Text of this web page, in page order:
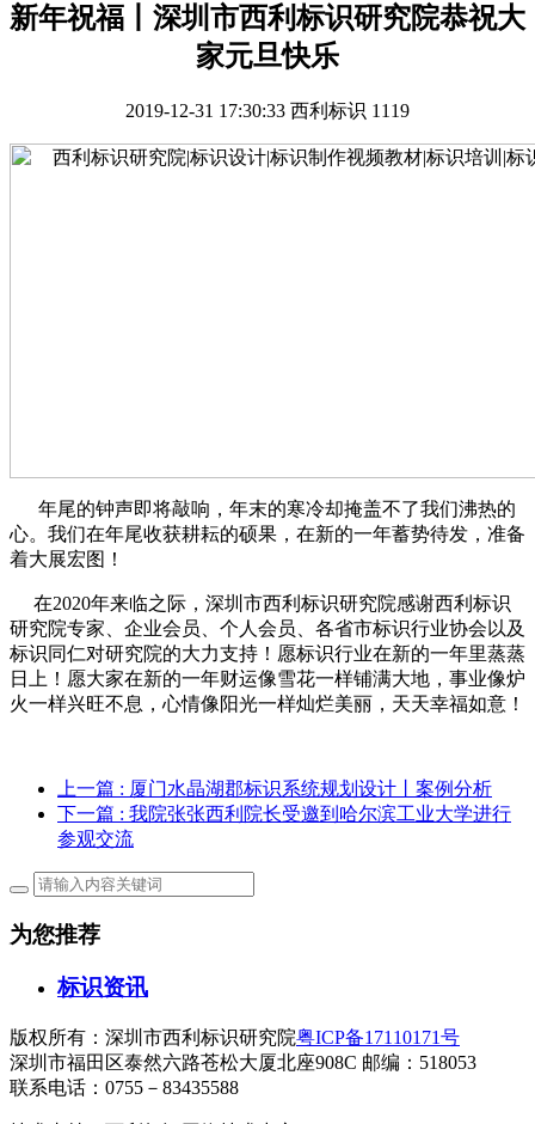
新年祝福丨深圳市西利标识研究院恭祝大
家元旦快乐
2019-12-31 17:30:33 西利标识 1119
年尾的钟声即将敲响，年末的寒冷却掩盖不了我们沸热的
心。我们在年尾收获耕耘的硕果，在新的一年蓄势待发，准备
着大展宏图！
在2020年来临之际，深圳市西利标识研究院感谢西利标识
研究院专家、企业会员、个人会员、各省市标识行业协会以及
标识同仁对研究院的大力支持！愿标识行业在新的一年里蒸蒸
日上！愿大家在新的一年财运像雪花一样铺满大地，事业像炉
火一样兴旺不息，心情像阳光一样灿烂美丽，天天幸福如意！
上一篇 : 厦门水晶湖郡标识系统规划设计丨案例分析
下一篇 : 我院张张西利院长受邀到哈尔滨工业大学进行
参观交流
为您推荐
标识资讯
版权所有：深圳市西利标识研究院粤ICP备17110171号
深圳市福田区泰然六路苍松大厦北座908C 邮编：518053
联系电话：0755－83435588